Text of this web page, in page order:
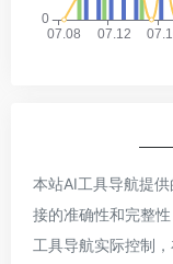
本站AI工具导航提
接的准确性和完整
工具导航实际控制